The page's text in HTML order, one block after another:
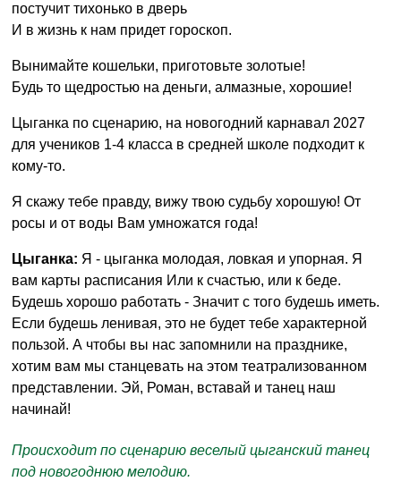
постучит тихонько в дверь
И в жизнь к нам придет гороскоп.
Вынимайте кошельки, приготовьте золотые!
Будь то щедростью на деньги, алмазные, хорошие!
Цыганка по сценарию, на новогодний карнавал 2027
для учеников 1-4 класса в средней школе подходит к
кому-то.
Я скажу тебе правду, вижу твою судьбу хорошую! От
росы и от воды Вам умножатся года!
Цыганка: Я - цыганка молодая, ловкая и упорная. Я
вам карты расписания Или к счастью, или к беде.
Будешь хорошо работать - Значит с того будешь иметь.
Если будешь ленивая, это не будет тебе характерной
пользой. А чтобы вы нас запомнили на празднике,
хотим вам мы станцевать на этом театрализованном
представлении. Эй, Роман, вставай и танец наш
начинай!
Происходит по сценарию веселый цыганский танец
под новогоднюю мелодию.